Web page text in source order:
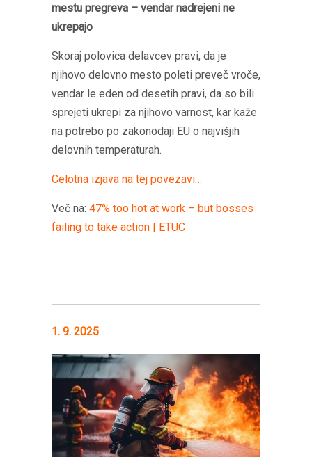
mestu pregreva – vendar nadrejeni ne
ukrepajo
Skoraj polovica delavcev pravi, da je
njihovo delovno mesto poleti preveč vroče,
vendar le eden od desetih pravi, da so bili
sprejeti ukrepi za njihovo varnost, kar kaže
na potrebo po zakonodaji EU o najvišjih
delovnih temperaturah.
Celotna izjava na tej povezavi…
Več na: 47% too hot at work – but bosses
failing to take action | ETUC
1. 9. 2025